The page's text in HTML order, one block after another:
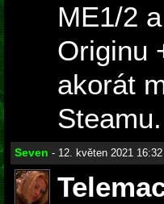
ME1/2
Originu
akorát
Steamu.
Seven - 12. květen 2021 16:32